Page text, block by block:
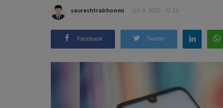
saurashtrabhoomi Oct 8, 2025 - 12:28
Facebook Twitter